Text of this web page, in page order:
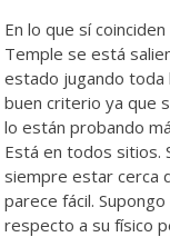
En lo que sí
Temple se está
estado jugando toda
buen criterio ya que
lo están probando
Está en todos sitios.
siempre estar cerca
parece fácil.
respecto a su físico